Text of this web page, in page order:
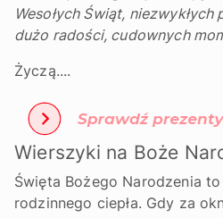
Wesołych Świąt, niezwykłych
dużo radości, cudownych
Życzą....
Wierszyki na Boże
Święta Bożego Narodzenia
rodzinnego ciepła. Gdy za